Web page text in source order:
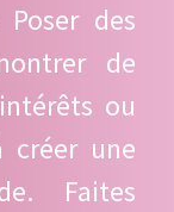
des
de
ou
créer une
Faites